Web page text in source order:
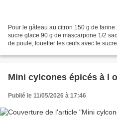
Pour le gâteau au citron 150 g de
sucre glace 90 g de mascarpone 1/2
de poule, fouetter les œufs avec le
Mini cylcones épicés à l
Publié le 11/05/2026 à 17:46